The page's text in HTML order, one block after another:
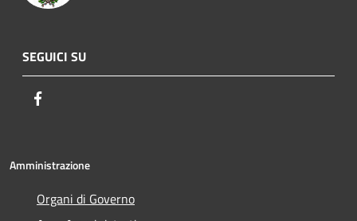
SEGUICI SU
Amministrazione
Organi di Governo